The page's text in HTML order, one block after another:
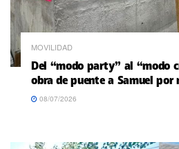
MOVILIDAD
Del “modo party” al “modo
obra de puente a Samuel por
08/07/2026